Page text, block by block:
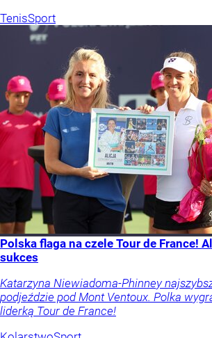
TenisSport
Polska flaga na czele Tour de France!
sukces
Katarzyna Niewiadoma-Phinney
podjeździe pod Mont Ventoux. Polka
liderką Tour de France!